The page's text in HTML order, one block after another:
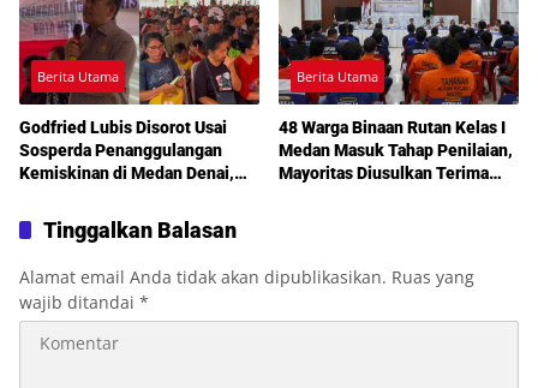
Berita Utama
Godfried Lubis Disorot Usai
Sosperda Penanggulangan
Kemiskinan di Medan Denai,
Jalan Mati hingga Sulit Akses
Bantuan
Berita Utama
48 Warga Binaan Rutan Kelas I
Medan Masuk Tahap Penilaian,
Mayoritas Diusulkan Terima
Tinggalkan Balasan
Alamat email Anda tidak akan dipublikasikan. Ruas yang
wajib ditandai *